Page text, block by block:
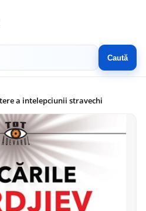
Caută
a intelepciunii stravechi